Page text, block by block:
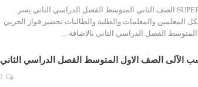
تحضير فواز الحربي مادة SUPER GOAL 4 الصف الثاني المتوسط الفصل الدراسي الثاني يسر
المعلمين والمعلمات والطلبة والطالبات تحضير فواز الحربي
الآلى الصف الاول المتوسط الفصل الدراسي الثاني